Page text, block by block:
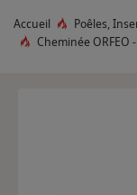
Accueil Poêles,
Cheminée ORFEO